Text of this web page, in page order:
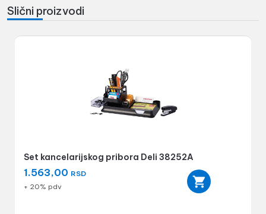
Slični proizvodi
Set kancelarijskog pribora Deli 38252A
1.563,00 RSD
+ 20% pdv